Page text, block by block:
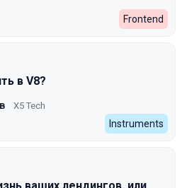
Frontend
в V8?
X5 Tech
Instruments